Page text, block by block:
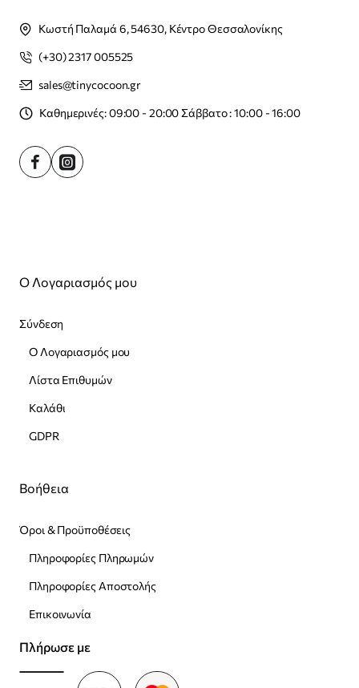
Κωστή Παλαμά 6, 54630, Κέντρο Θεσσαλονίκης
(+30) 2317 005525
sales@tinycocoon.gr
Καθημερινές: 09:00 - 20:00 Σάββατο : 10:00 - 16:00
Ο Λογαριασμός μου
Σύνδεση
Ο Λογαριασμός μου
Λίστα Επιθυμών
Καλάθι
GDPR
Βοήθεια
Όροι & Προϋποθέσεις
Πληροφορίες Πληρωμών
Πληροφορίες Αποστολής
Επικοινωνία
Πλήρωσε με